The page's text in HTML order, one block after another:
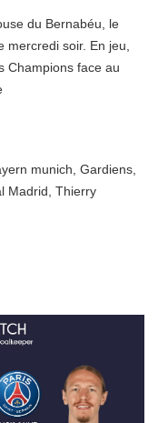
du Bernabéu, le
soir. En jeu,
Champions face au
munich Gardiens
Madrid Thierry